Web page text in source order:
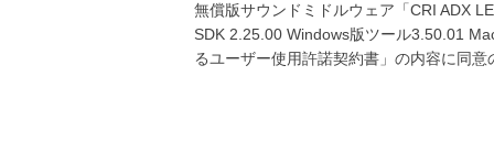
無償版サウンドミドルウェア「CRI ADX
SDK 2.25.00 Windows版ツール3.50.01
るユーザー使用許諾契約書」の内容に同